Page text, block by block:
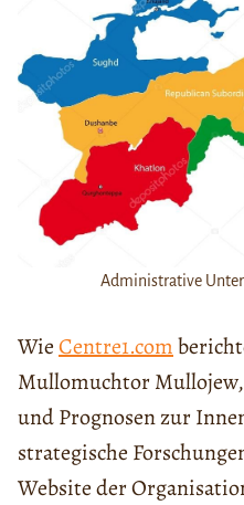
Administrative
WieCentre1.com
Mullomuchtor
und Prognosen zur
strategische
Website der